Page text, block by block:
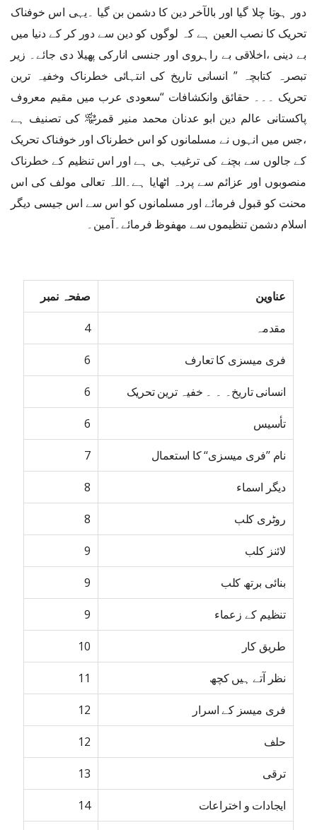
دور ہوتا چلا گیا اور بالآخر دین کا دشمن بن گیا ۔یہی اس خوفناک
تحریک کا نصب العین ہے کہ لوگوں کو دین سے دور کر کے دنیا میں
بے دینی ،اخلاقی بے راہروی اور جنسی انارکی پھیلا دی جائے۔ زیر
تبصرہ کتابچہ ” انسانی تاریخ کی انتہائی خطرناک وخفیہ ترین
تحریک ۔۔۔ حقائق وانکشافات “سعودی عرب میں مقیم معروف
پاکستانی عالم دین ابو عدنان محمد منیر قمر﷾ کی تصنیف ہے
،جس میں انہوں نے مسلمانوں کو اس خطرناک اور خوفناک تحریک
کے جالوں سے بچنے کی ترغیب ہی ہے اور اس تنظیم کے خطرناک
منصوبوں اور عزائم سے پردہ اٹھایا ہے۔اللہ تعالی مولف کی اس
محنت کو قبول فرمائے اور مسلمانوں کو اس سے اس جیسی دیگر
اسلام دشمن تنظیموں سے مھفوظ فرمائے۔آمین۔
عناوین صفحہ نمبر
مقدمہ 4
فری میسزی کا تعارف 6
انسانی تاریخ۔ ۔ ۔ خفیہ ترین تحریک 6
تأسیس 6
نام ’’فری میسزی‘‘ کا استعمال 7
دیگر اسماء 8
روٹری کلب 8
لائنز کلب 9
بنائی برتھ کلب 9
تنظیم کے زعماء 9
طریق کار 10
نظر آتے ہیں کچھ 11
فری میسز کے اسرار 12
حلف 12
ترقی 13
ایجادات و اختراعات 14